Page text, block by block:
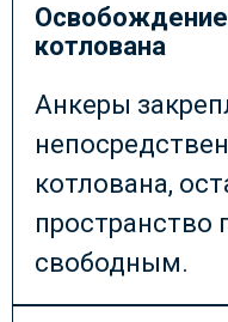
Освобождение
котлована
Анкеры
котлована,
пространство
свободным.